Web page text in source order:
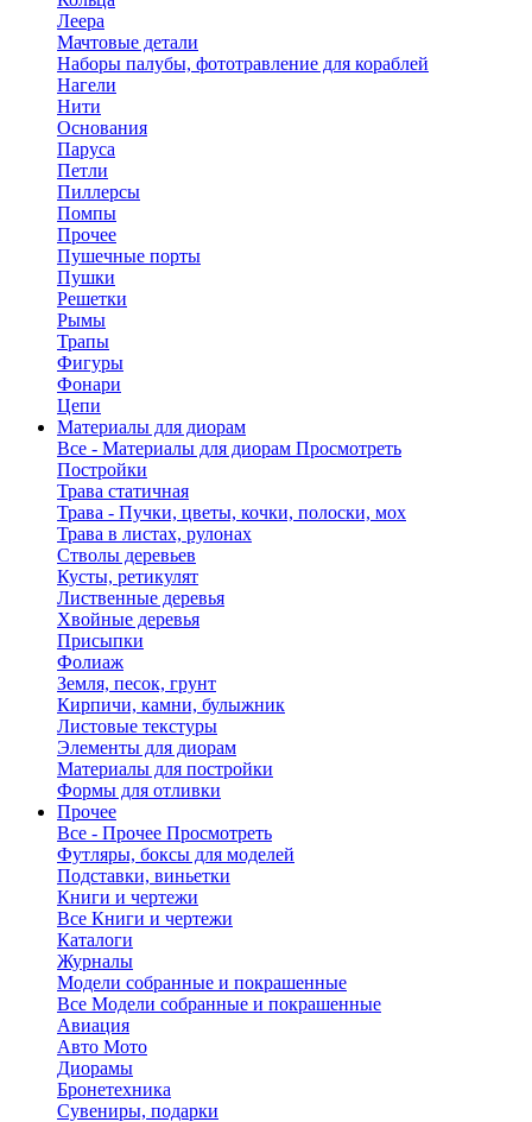
Леера
Мачтовые детали
Наборы палубы, фототравление для кораблей
Нагели
Нити
Основания
Паруса
Петли
Пиллерсы
Помпы
Прочее
Пушечные порты
Пушки
Решетки
Рымы
Трапы
Фигуры
Фонари
Цепи
Материалы для диорам
Все - Материалы для диорам Просмотреть
Постройки
Трава статичная
Трава - Пучки, цветы, кочки, полоски, мох
Трава в листах, рулонах
Стволы деревьев
Кусты, ретикулят
Лиственные деревья
Хвойные деревья
Присыпки
Фолиаж
Земля, песок, грунт
Кирпичи, камни, булыжник
Листовые текстуры
Элементы для диорам
Материалы для постройки
Формы для отливки
Прочее
Все - Прочее Просмотреть
Футляры, боксы для моделей
Подставки, виньетки
Книги и чертежи
Все Книги и чертежи
Каталоги
Журналы
Модели собранные и покрашенные
Все Модели собранные и покрашенные
Авиация
Авто Мото
Диорамы
Бронетехника
Сувениры, подарки